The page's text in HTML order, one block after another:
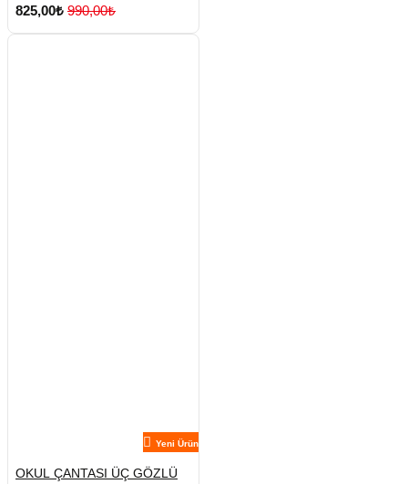
825,00₺ 990,00₺
Yeni Ürün
OKUL ÇANTASI ÜÇ GÖZLÜ